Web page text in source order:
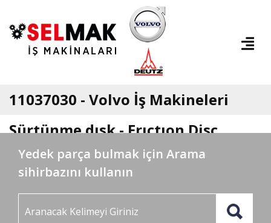
11037030 - Volvo İş Makineleri
Sürtünme dısk - Frıctıon Disc
Yedek parça bulmak için Arama
sihirbazını kullanın